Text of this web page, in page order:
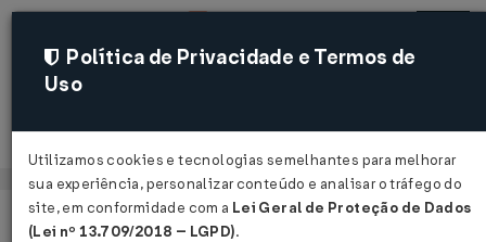
Acessar
Página Inicial Legislações
Política de Privacidade e Termos de
Uso
Utilizamos cookies e tecnologias semelhantes para melhorar
sua experiência, personalizar conteúdo e analisar o tráfego do
site, em conformidade com a Lei Geral de Proteção de Dados
(Lei nº 13.709/2018 – LGPD).